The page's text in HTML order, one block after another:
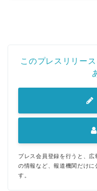
このプレスリリー
プレス会員登録を行うと、
の情報など、報道機関だけ
す。